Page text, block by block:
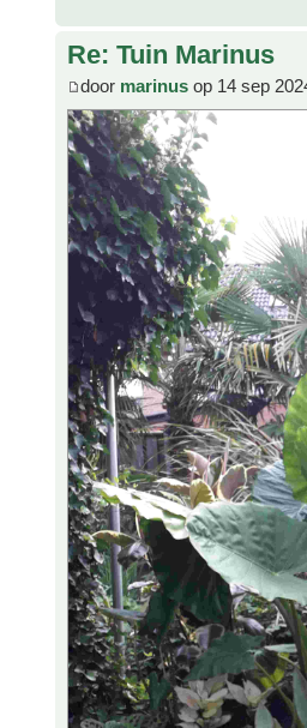
Re: Tuin Marinus
door marinus op 14 sep